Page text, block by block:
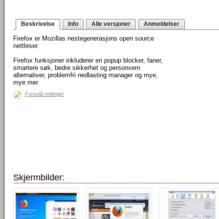
Beskrivelse Info Alle versjoner Anmeldelser
Firefox er Mozillas nestegenerasjons open source
nettleser.
Firefox funksjoner inkluderer en popup blocker, faner,
smartere søk, bedre sikkerhet og personvern
alternativer, problemfri nedlasting manager og mye,
mye mer.
Foreslå rettinger
Skjermbilder: